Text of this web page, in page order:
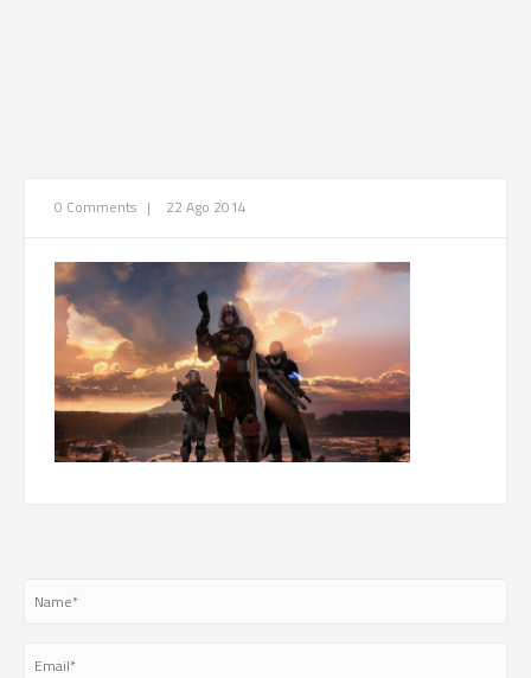
0 Comments | 22 Ago 2014